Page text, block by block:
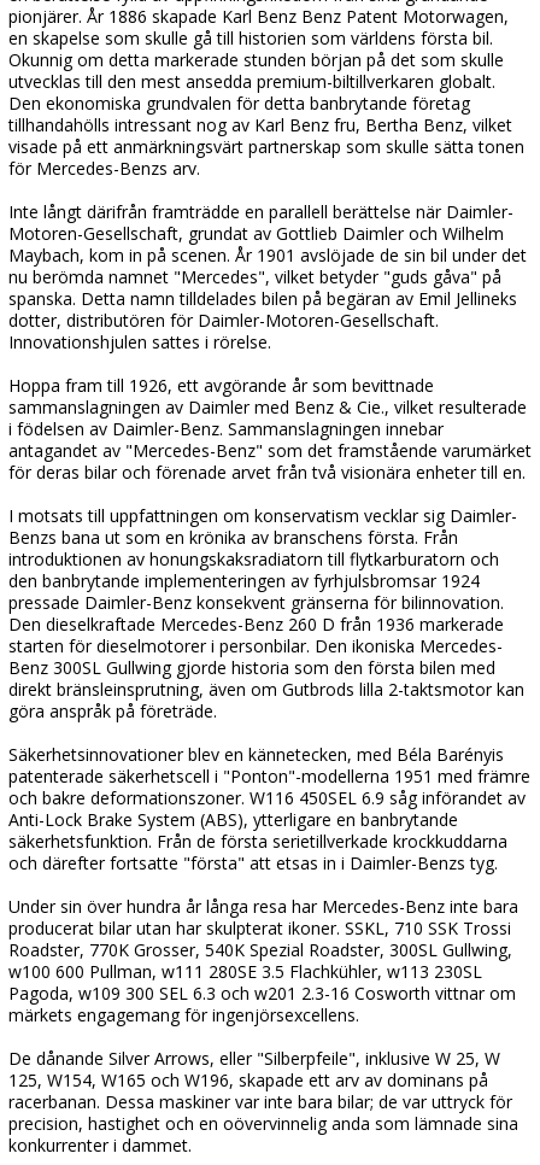
pionjärer. År 1886 skapade Karl Benz Benz Patent Motorwagen,
en skapelse som skulle gå till historien som världens första bil.
Okunnig om detta markerade stunden början på det som skulle
utvecklas till den mest ansedda premium-biltillverkaren globalt.
Den ekonomiska grundvalen för detta banbrytande företag
tillhandahölls intressant nog av Karl Benz fru, Bertha Benz, vilket
visade på ett anmärkningsvärt partnerskap som skulle sätta tonen
för Mercedes-Benzs arv.
Inte långt därifrån framträdde en parallell berättelse när Daimler-
Motoren-Gesellschaft, grundat av Gottlieb Daimler och Wilhelm
Maybach, kom in på scenen. År 1901 avslöjade de sin bil under det
nu berömda namnet "Mercedes", vilket betyder "guds gåva" på
spanska. Detta namn tilldelades bilen på begäran av Emil Jellineks
dotter, distributören för Daimler-Motoren-Gesellschaft.
Innovationshjulen sattes i rörelse.
Hoppa fram till 1926, ett avgörande år som bevittnade
sammanslagningen av Daimler med Benz & Cie., vilket resulterade
i födelsen av Daimler-Benz. Sammanslagningen innebar
antagandet av "Mercedes-Benz" som det framstående varumärket
för deras bilar och förenade arvet från två visionära enheter till en.
I motsats till uppfattningen om konservatism vecklar sig Daimler-
Benzs bana ut som en krönika av branschens första. Från
introduktionen av honungskaksradiatorn till flytkarburatorn och
den banbrytande implementeringen av fyrhjulsbromsar 1924
pressade Daimler-Benz konsekvent gränserna för bilinnovation.
Den dieselkraftade Mercedes-Benz 260 D från 1936 markerade
starten för dieselmotorer i personbilar. Den ikoniska Mercedes-
Benz 300SL Gullwing gjorde historia som den första bilen med
direkt bränsleinsprutning, även om Gutbrods lilla 2-taktsmotor kan
göra anspråk på företräde.
Säkerhetsinnovationer blev en kännetecken, med Béla Barényis
patenterade säkerhetscell i "Ponton"-modellerna 1951 med främre
och bakre deformationszoner. W116 450SEL 6.9 såg införandet av
Anti-Lock Brake System (ABS), ytterligare en banbrytande
säkerhetsfunktion. Från de första serietillverkade krockkuddarna
och därefter fortsatte "första" att etsas in i Daimler-Benzs tyg.
Under sin över hundra år långa resa har Mercedes-Benz inte bara
producerat bilar utan har skulpterat ikoner. SSKL, 710 SSK Trossi
Roadster, 770K Grosser, 540K Spezial Roadster, 300SL Gullwing,
w100 600 Pullman, w111 280SE 3.5 Flachkühler, w113 230SL
Pagoda, w109 300 SEL 6.3 och w201 2.3-16 Cosworth vittnar om
märkets engagemang för ingenjörsexcellens.
De dånande Silver Arrows, eller "Silberpfeile", inklusive W 25, W
125, W154, W165 och W196, skapade ett arv av dominans på
racerbanan. Dessa maskiner var inte bara bilar; de var uttryck för
precision, hastighet och en oövervinnelig anda som lämnade sina
konkurrenter i dammet.